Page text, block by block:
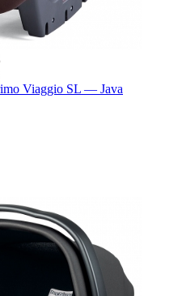
Viaggio SL — Java